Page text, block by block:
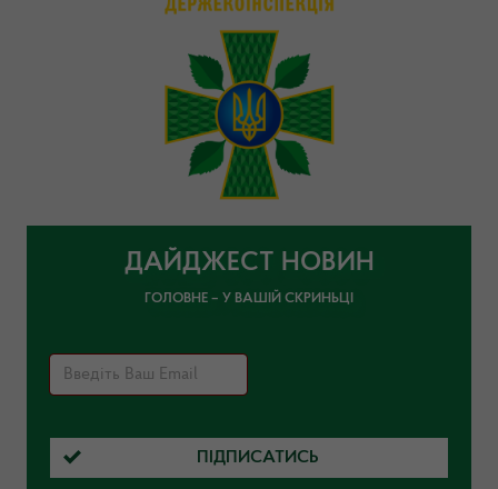
ДАЙДЖЕСТ НОВИН
ГОЛОВНЕ – У ВАШІЙ СКРИНЬЦІ
ПІДПИСАТИСЬ